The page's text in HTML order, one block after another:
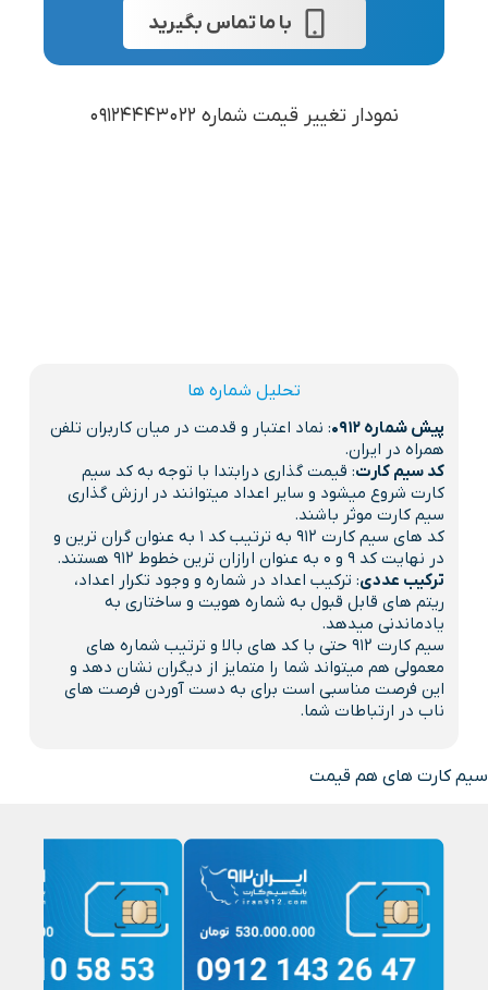
با ما تماس بگیرید
نمودار تغییر قیمت شماره 09124443022
تحلیل شماره ها
پیش شماره 0912
: نماد اعتبار و قدمت در میان کاربران تلفن
همراه در ایران.
کد سیم کارت: قیمت گذاری درابتدا با توجه به کد سیم
کارت شروع میشود و سایر اعداد میتوانند در ارزش گذاری
سیم کارت موثر باشند.
کد های سیم کارت 912 به ترتیب کد 1 به عنوان گران ترین و
در نهایت کد 9 و 0 به عنوان ارازان ترین خطوط 912 هستند.
ترکیب عددی: ترکیب اعداد در شماره و وجود تکرار اعداد،
ریتم های قابل قبول به شماره هویت و ساختاری به
یادماندنی میدهد.
سیم کارت 912 حتی با کد های بالا و ترتیب شماره های
معمولی هم میتواند شما را متمایز از دیگران نشان دهد و
این فرصت مناسبی است برای به دست آوردن فرصت های
ناب در ارتباطات شما.
سیم کارت های هم قیمت